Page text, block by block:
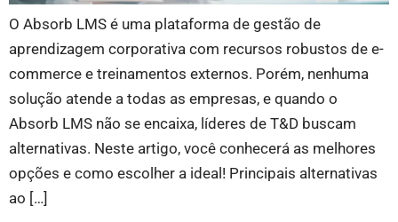
O Absorb LMS é uma plataforma de gestão de
aprendizagem corporativa com recursos robustos de e-
commerce e treinamentos externos. Porém, nenhuma
solução atende a todas as empresas, e quando o
Absorb LMS não se encaixa, líderes de T&D buscam
alternativas. Neste artigo, você conhecerá as melhores
opções e como escolher a ideal! Principais alternativas
ao […]